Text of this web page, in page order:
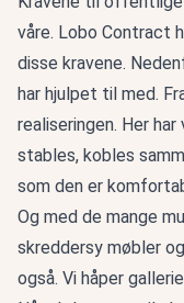
våre. Lobo Contract
disse kravene.
har hjulpet til med.
realiseringen. Her
stables, kobles
som den er
Og med de mange
skreddersy møbler
også. Vi håper